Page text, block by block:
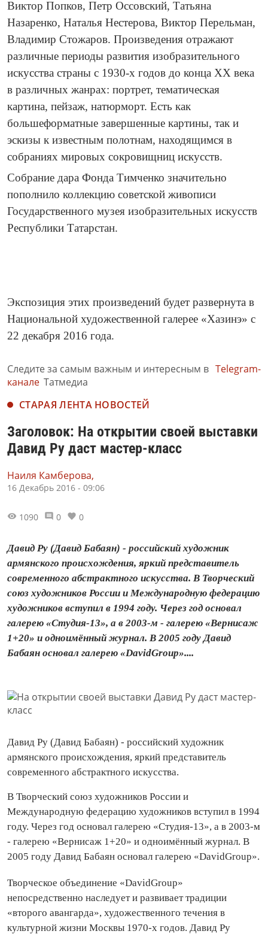
Виктор Попков, Петр Оссовский, Татьяна
Назаренко, Наталья Нестерова, Виктор Перельман,
Владимир Стожаров. Произведения отражают
различные периоды развития изобразительного
искусства страны с 1930-х годов до конца ХХ века
в различных жанрах: портрет, тематическая
картина, пейзаж, натюрморт. Есть как
большеформатные завершенные картины, так и
эскизы к известным полотнам, находящимся в
собраниях мировых сокровищниц искусств.
Собрание дара Фонда Тимченко значительно
пополнило коллекцию советской живописи
Государственного музея изобразительных искусств
Республики Татарстан.
Экспозиция этих произведений будет развернута в
Национальной художественной галерее «Хазинэ» с
22 декабря 2016 года.
Следите за самым важным и интересным в Telegram-
канале Татмедиа
СТАРАЯ ЛЕНТА НОВОСТЕЙ
Заголовок: На открытии своей выставки
Давид Ру даст мастер-класс
Наиля Камберова,
16 Декабрь 2016 - 09:06
1090 0 0
Давид Ру (Давид Бабаян) - российский художник
армянского происхождения, яркий представитель
современного абстрактного искусства. В Творческий
союз художников России и Международную федерацию
художников вступил в 1994 году. Через год основал
галерею «Студия-13», а в 2003-м - галерею «Вернисаж
1+20» и одноимённый журнал. В 2005 году Давид
Бабаян основал галерею «DavidGroup»....
Давид Ру (Давид Бабаян) - российский художник
армянского происхождения, яркий представитель
современного абстрактного искусства.
В Творческий союз художников России и
Международную федерацию художников вступил в 1994
году. Через год основал галерею «Студия-13», а в 2003-м
- галерею «Вернисаж 1+20» и одноимённый журнал. В
2005 году Давид Бабаян основал галерею «DavidGroup».
Творческое объединение «DavidGroup»
непосредственно наследует и развивает традиции
«второго авангарда», художественного течения в
культурной жизни Москвы 1970-х годов. Давид Ру